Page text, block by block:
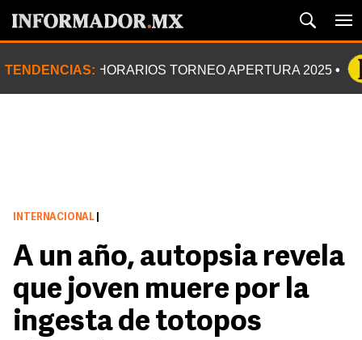
TENDENCIAS: HORARIOS TORNEO APERTURA 2025
INTERNACIONAL
A un año, autopsia revela
que joven muere por la
ingesta de totopos